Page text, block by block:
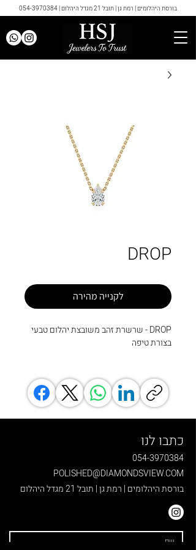
בורסת היהלומים | רמת גן | תובל 21 מגדל היהלום | 054-3970384
DROP
לקנייה מהירה
DROP - שרשרת זהב משובצת יהלום טבעי
בצורת טיפה
כתבו לנו
054-3970384
POLISHED@DIAMONDSVIEW.COM
בורסת היהלומים | רמת גן | תובל 21 מגדל היהלום